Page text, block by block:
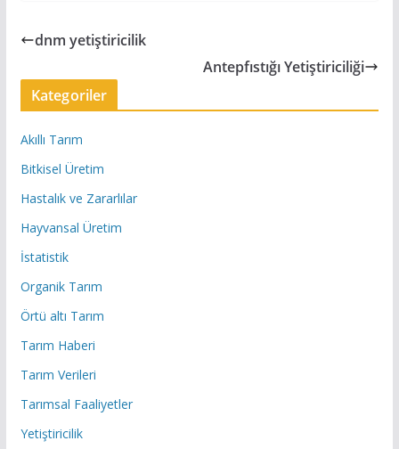
dnm yetiştiricilik
Antepfıstığı Yetiştiriciliği
Kategoriler
Akıllı Tarım
Bitkisel Üretim
Hastalık ve Zararlılar
Hayvansal Üretim
İstatistik
Organik Tarım
Örtü altı Tarım
Tarım Haberi
Tarım Verileri
Tarımsal Faaliyetler
Yetiştiricilik